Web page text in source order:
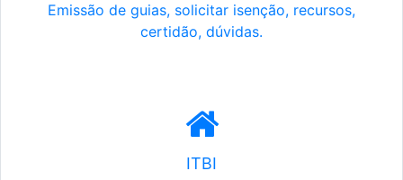
Emissão de guias, solicitar isenção, recursos,
certidão, dúvidas.
ITBI